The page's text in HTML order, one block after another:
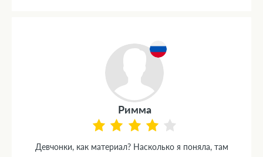
Римма
Девчонки, как материал? Насколько я поняла, там